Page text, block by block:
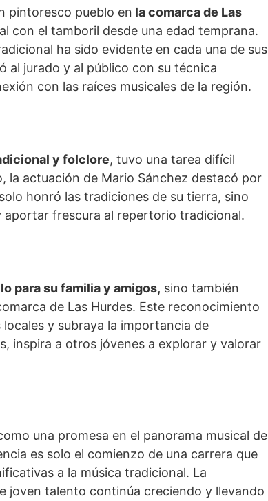
pintoresco pueblo en la comarca de Las
con el tamboril desde una edad temprana.
ha sido evidente en cada una de sus
al jurado y al público con su técnica
con las raíces musicales de la región.
y folclore, tuvo una tarea difícil
la actuación de Mario Sánchez destacó por
honró las tradiciones de su tierra, sino
frescura al repertorio tradicional.
para su familia y amigos, sino también
de Las Hurdes. Este reconocimiento
y subraya la importancia de
inspira a otros jóvenes a explorar y valorar
una promesa en el panorama musical de
es solo el comienzo de una carrera que
a la música tradicional. La
joven talento continúa creciendo y llevando